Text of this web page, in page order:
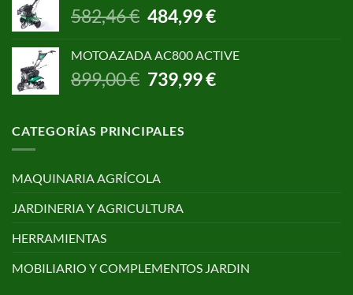
650,00 €.
499,00 €.
582,46€
El
precio
era:
582,46 €.
484,99€El
precio
es:
484,99 €.
MOTOAZADA AC800 ACTIVE
899,00€ El
precio
era:
899,00 €.
739,99€El
precio
CATEGORÍAS PRINCIPALES
MAQUINARIA AGRÍCOLA
JARDINERIA Y AGRICULTURA
HERRAMIENTAS
MOBILIARIO Y COMPLEMENTOS JARDIN